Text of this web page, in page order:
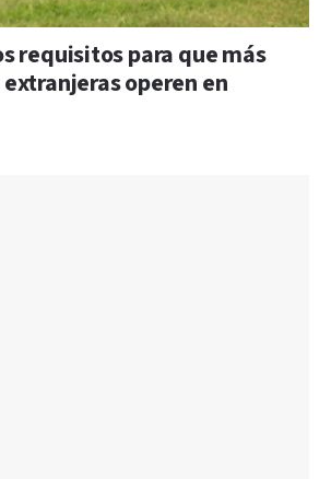
requisitos para que más
operen en